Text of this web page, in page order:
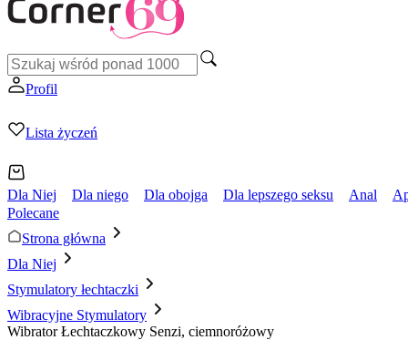
Profil
Lista życzeń
Dla Niej Dla niego Dla obojga Dla lepszego seksu Anal
Polecane
Strona główna
Dla Niej
Stymulatory łechtaczki
Wibracyjne Stymulatory
Wibrator Łechtaczkowy Senzi, ciemnoróżowy